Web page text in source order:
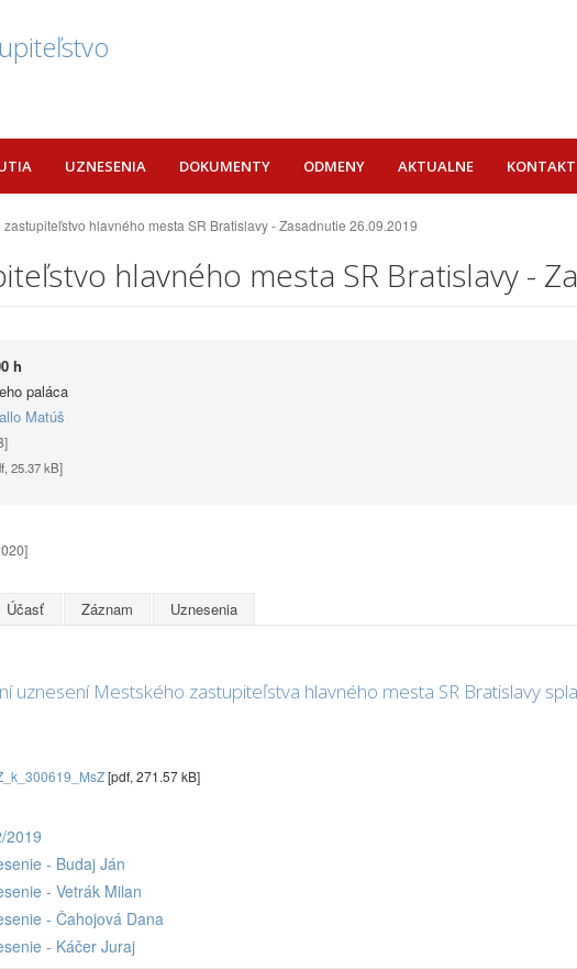
UZNESENIA DOKUMENTY ODMENY AKTUALNE KONTAKT
zastupiteľstvo hlavného mesta SR Bratislavy - Zasadnutie 26.09.2019
hlavného mesta SR Bratislavy -
h
paláca
Matúš
25.37 kB]
Účasť Záznam Uznesenia
uznesení Mestského zastupiteľstva hlavného mesta SR Bratislavy
[pdf, 271.57 kB]
2019
- Budaj Ján
- Vetrák Milan
- Čahojová Dana
- Káčer Juraj